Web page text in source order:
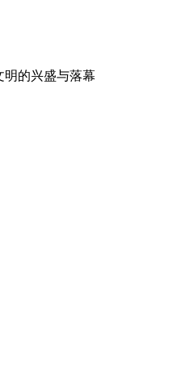
明的兴盛与落幕